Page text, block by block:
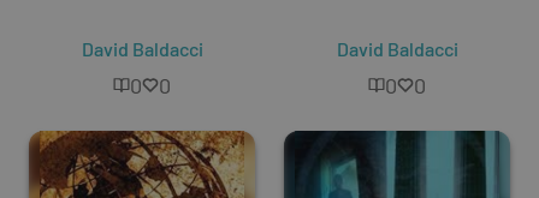
David Baldacci
0 0
David Baldacci
0 0